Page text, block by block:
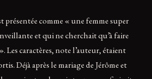
présentée comme « une femme super
et qui ne cherchait qu’à faire
Les caractères, note l’auteur, étaient
Déjà après le mariage de Jérôme et